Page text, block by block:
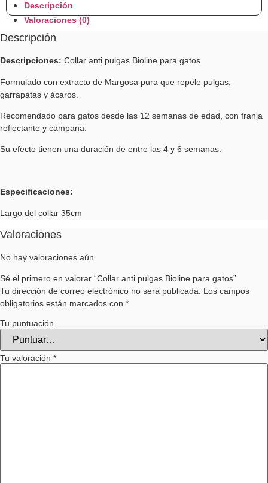
Descripción
Valoraciones (0)
Descripción
Descripciones: Collar anti pulgas Bioline para gatos
Formulado con extracto de Margosa pura que repele pulgas,
garrapatas y ácaros.
Recomendado para gatos desde las 12 semanas de edad, con franja
reflectante y campana.
Su efecto tienen una duración de entre las 4 y 6 semanas.
Especificaciones:
Largo del collar 35cm
Valoraciones
No hay valoraciones aún.
Sé el primero en valorar “Collar anti pulgas Bioline para gatos”
Tu dirección de correo electrónico no será publicada. Los campos
obligatorios están marcados con *
Tu puntuación
Tu valoración *